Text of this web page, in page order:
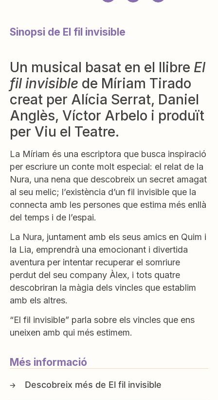
Sinopsi de El fil invisible
Un musical basat en el llibre El
fil invisible de Míriam Tirado
creat per Alícia Serrat, Daniel
Anglès, Víctor Arbelo i produït
per Viu el Teatre.
La Míriam és una escriptora que busca inspiració
per escriure un conte molt especial: el relat de la
Nura, una nena que descobreix un secret amagat
al seu melic; l’existència d’un fil invisible que la
connecta amb les persones que estima més enllà
del temps i de l’espai.
La Nura, juntament amb els seus amics en Quim i
la Lia, emprendrà una emocionant i divertida
aventura per intentar recuperar el somriure
perdut del seu company Àlex, i tots quatre
descobriran la màgia dels vincles que establim
amb els altres.
“El fil invisible” parla sobre els vincles que ens
uneixen amb qui més estimem.
Més informació
El fil invisible